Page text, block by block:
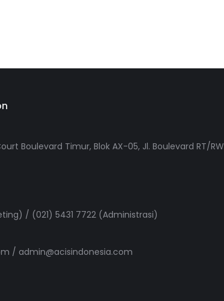
Boulevard Timur, Blok AX-05, Jl. Boulevard RT/RW
/ (021) 5431 7722 (Administrasi)
/ admin@acisindonesia.com